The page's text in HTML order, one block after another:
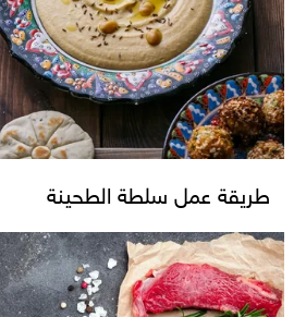
طريقة عمل سلطة الطحينة